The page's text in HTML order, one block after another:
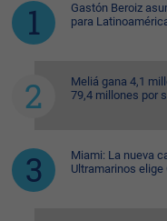
Gastón Beroiz
para
Meliá gana 4,1
79,4 millones por
Miami: La nueva
Ultramarinos